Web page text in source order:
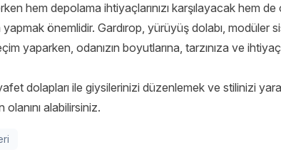
hem depolama ihtiyaçlarınızı karşılayacak hem
önemlidir. Gardırop, yürüyüş dolabı, modüler
yaparken, odanızın boyutlarına, tarzınıza ve
dolapları ile giysilerinizi düzenlemek ve stilinizi
alabilirsiniz.